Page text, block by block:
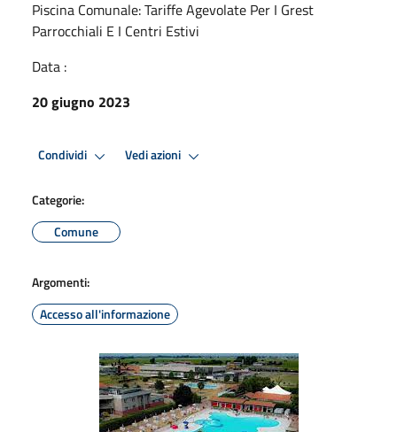
Piscina Comunale: Tariffe Agevolate Per I Grest
Parrocchiali E I Centri Estivi
Data :
20 giugno 2023
Condividi Vedi azioni
Categorie:
Comune
Argomenti:
Accesso all'informazione